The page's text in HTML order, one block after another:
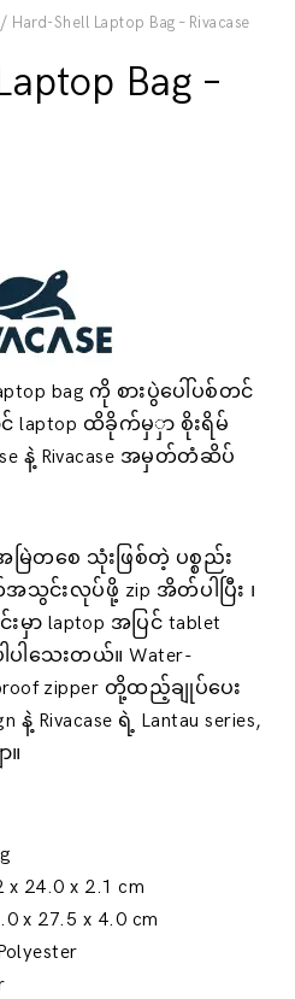
/ Hard-Shell Laptop Bag – Rivacase
Bag –
bag ကို စားပွဲပေါ်ပစ်တင်
ထိခိုက်မှှာ စိုးရိမ်
နဲ့ Rivacase အမှတ်တံဆိပ်
မြဲတစေ သုံးဖြစ်တဲ့ ပစ္စည်း
လုပ်ဖို့ zip အိတ်ပါပြီး ၊
မှာ laptop အပြင် tablet
ါသေးတယ်။ Water-
zipper တို့ထည့်ချုပ်ပေး
Rivacase ရဲ့ Lantau series,
။
x 24.0 x 2.1 cm
x 27.5 x 4.0 cm